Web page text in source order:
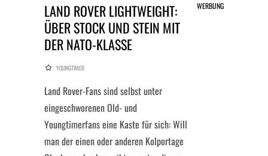
LAND ROVER LIGHTWEIGHT:
ÜBER STOCK UND STEIN MIT
DER NATO-KLASSE
WERBUNG
YOUNGTIMER
Land Rover-Fans sind selbst unter
eingeschworenen Old- und
Youngtimerfans eine Kaste für sich: Will
man der einen oder anderen Kolportage